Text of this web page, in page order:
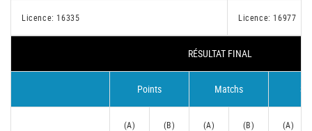
Licence: 16335 Licence: 16977
RÉSULTAT FINAL
Points Matchs
(A) (B) (A) (B) (A)